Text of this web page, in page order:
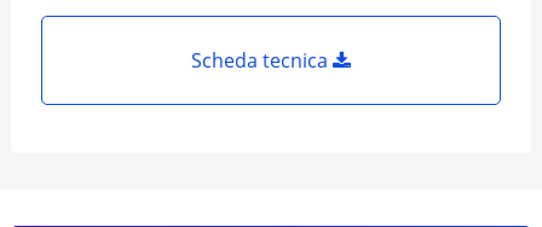
Scheda tecnica